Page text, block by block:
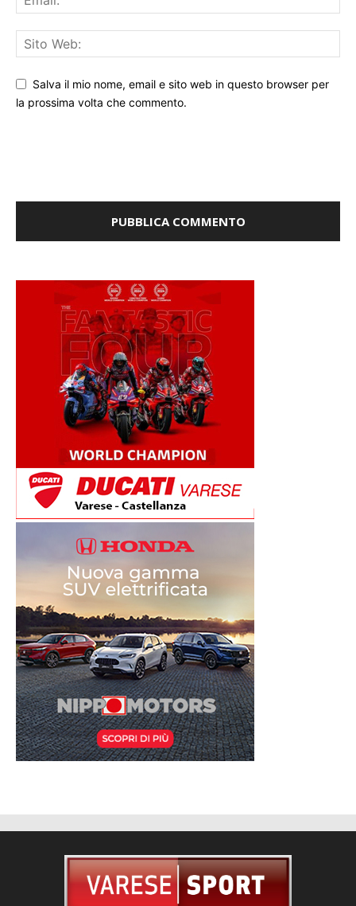
Salva il mio nome, email e sito web in questo browser per
la prossima volta che commento.